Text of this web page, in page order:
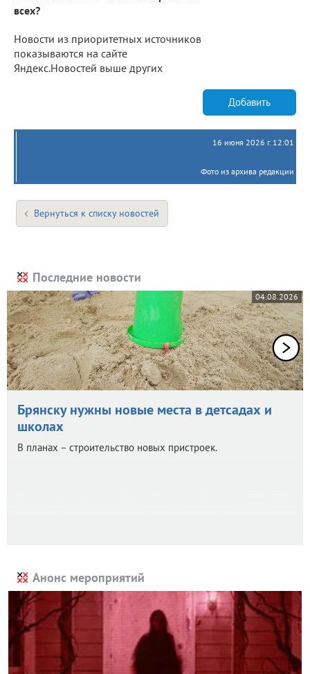
всех?
Новости из приоритетных источников
показываются на сайте
Яндекс.Новостей выше других
Добавить
16 июня 2026 г. 12:01
Фото из архива редакции
Вернуться к списку новостей
Последние новости
04.08.2026
Брянску нужны новые места в детсадах и
школах
В планах – строительство новых пристроек.
Анонс мероприятий